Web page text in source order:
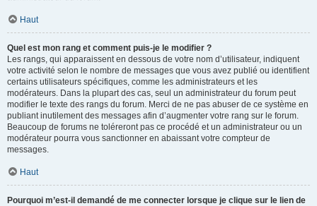
Haut
Quel est mon rang et comment puis-je le modifier ?
Les rangs, qui apparaissent en dessous de votre nom d’utilisateur, indiquent
votre activité selon le nombre de messages que vous avez publié ou identifient
certains utilisateurs spécifiques, comme les administrateurs et les
modérateurs. Dans la plupart des cas, seul un administrateur du forum peut
modifier le texte des rangs du forum. Merci de ne pas abuser de ce système en
publiant inutilement des messages afin d’augmenter votre rang sur le forum.
Beaucoup de forums ne toléreront pas ce procédé et un administrateur ou un
modérateur pourra vous sanctionner en abaissant votre compteur de
messages.
Haut
Pourquoi m’est-il demandé de me connecter lorsque je clique sur le lien de